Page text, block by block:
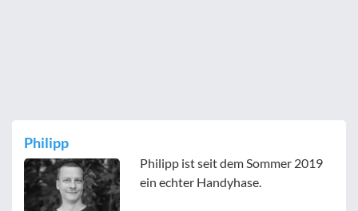
Philipp
Philipp ist seit dem Sommer 2019
ein echter Handyhase.